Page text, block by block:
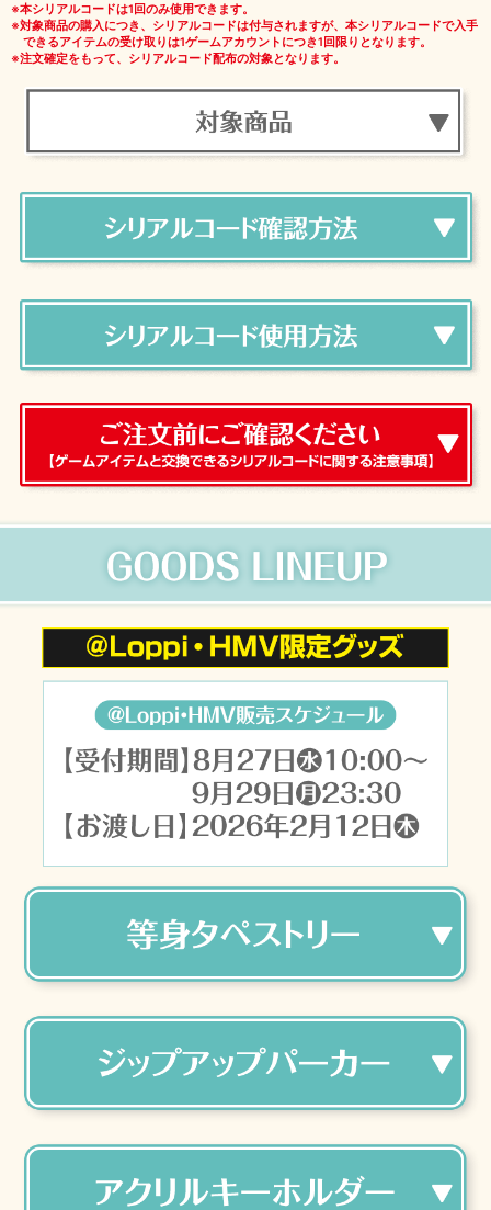
※本シリアルコードは1回のみ使用できます。
※対象商品の購入につき、シリアルコードは付与されますが、本シリアルコードで入手
できるアイテムの受け取りは1ゲームアカウントにつき1回限りとなります。
※注文確定をもって、シリアルコード配布の対象となります。